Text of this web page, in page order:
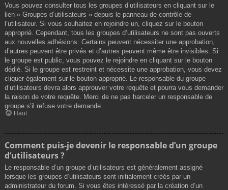
Vous pouvez consulter tous les groupes d’utilisateurs en cliquant sur le
lien « Groupes d’utilisateurs » depuis le panneau de contrôle de
l’utilisateur. Si vous souhaitez en rejoindre un, cliquez sur le bouton
approprié. Cependant, tous les groupes d’utilisateurs ne sont pas ouverts
aux nouvelles adhésions. Certains peuvent nécessiter une approbation,
d’autres peuvent être privés et d’autres peuvent même être invisibles. Si
le groupe est public, vous pouvez le rejoindre en cliquant sur le bouton
dédié. Si le groupe est restreint et nécessite une approbation, vous devez
cliquer également sur le bouton approprié. Le responsable du groupe
d’utilisateurs devra alors approuver votre requête et pourra vous demander
la raison de votre requête. Merci de ne pas harceler un responsable de
groupe s’il refuse votre demande.
Haut
Comment puis-je devenir le responsable d’un groupe
d’utilisateurs ?
Le responsable d’un groupe d’utilisateurs est généralement assigné
lorsque les groupes d’utilisateurs sont initialement créés par un
administrateur du forum. Si vous êtes intéressé par la création d’un